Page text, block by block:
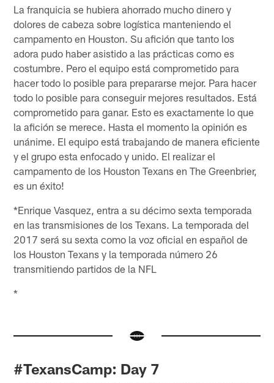
La franquicia se hubiera ahorrado mucho dinero y
dolores de cabeza sobre logística manteniendo el
campamento en Houston. Su afición que tanto los
adora pudo haber asistido a las prácticas como es
costumbre. Pero el equipo está comprometido para
hacer todo lo posible para prepararse mejor. Para hacer
todo lo posible para conseguir mejores resultados. Está
comprometido para ganar. Esto es exactamente lo que
la afición se merece. Hasta el momento la opinión es
unánime. El equipo está trabajando de manera eficiente
y el grupo esta enfocado y unido. El realizar el
campamento de los Houston Texans en The Greenbrier,
es un éxito!
*Enrique Vasquez, entra a su décimo sexta temporada
en las transmisiones de los Texans. La temporada del
2017 será su sexta como la voz oficial en español de
los Houston Texans y la temporada número 26
transmitiendo partidos de la NFL
*
#TexansCamp: Day 7